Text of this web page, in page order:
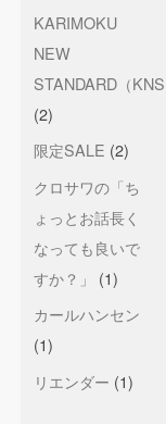
KARIMOKU
NEW
STANDARD（
(2)
限定SALE (2)
クロサワの「ち
ょっとお話長く
なっても良いで
すか？」
(1)
カールハンセン
(1)
リエンダー (1)